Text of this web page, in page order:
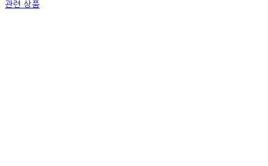
관련 상품